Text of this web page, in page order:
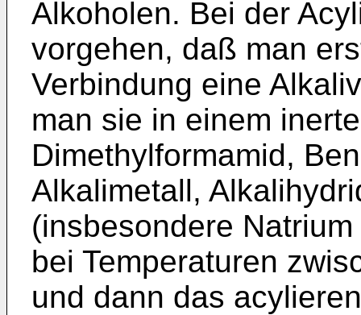
Alkoholen. Bei der
vorgehen, daß man
Verbindung eine
man sie in einem
Dimethylformamid,
Alkalimetall,
(insbesondere
bei Temperaturen
und dann das